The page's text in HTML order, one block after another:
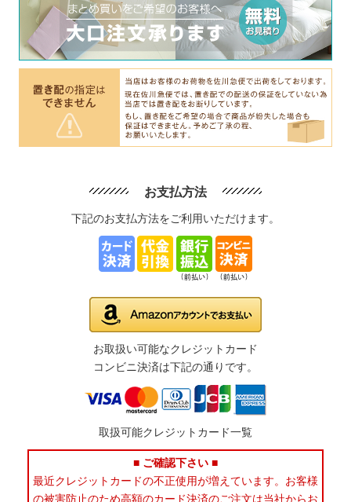
お支払方法
下記のお支払方法をご利用いただけます。
お取扱い可能なクレジットカード
コンビニ決済は下記の通りです。
取扱可能クレジットカード一覧
■ ご確認下さい ■
最近クレジットカードの不正使用が増えています。お客様
の被害防止のため高額のカード決済のご注文は当社からお